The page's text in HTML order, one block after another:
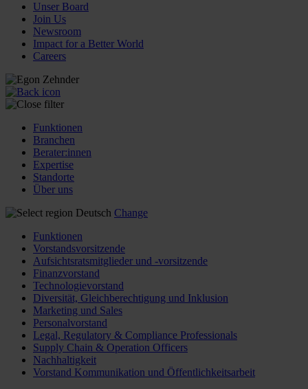
Unser Board
Join Us
Newsroom
Impact for a Better World
Careers
Funktionen
Branchen
Berater:innen
Expertise
Standorte
Über uns
Deutsch Change
Funktionen
Vorstandsvorsitzende
Aufsichtsratsmitglieder und -vorsitzende
Finanzvorstand
Technologievorstand
Diversität, Gleichberechtigung und Inklusion
Marketing und Sales
Personalvorstand
Legal, Regulatory & Compliance Professionals
Supply Chain & Operation Officers
Nachhaltigkeit
Vorstand Kommunikation und Öffentlichkeitsarbeit